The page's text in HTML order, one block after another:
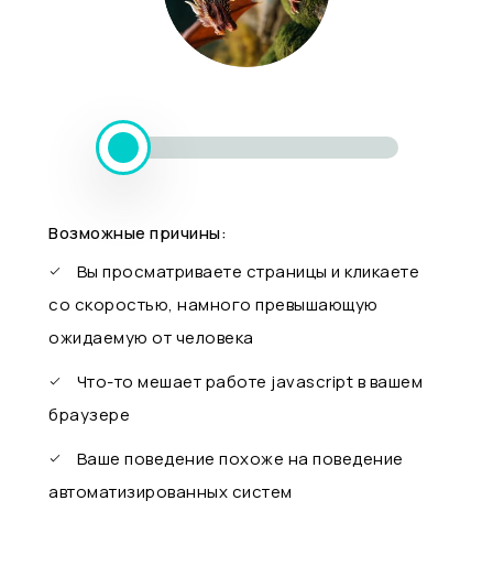
Возможные причины:
Вы просматриваете страницы и кликаете
со скоростью, намного превышающую
ожидаемую от человека
Что-то мешает работе javascript в вашем
браузере
Ваше поведение похоже на поведение
автоматизированных систем